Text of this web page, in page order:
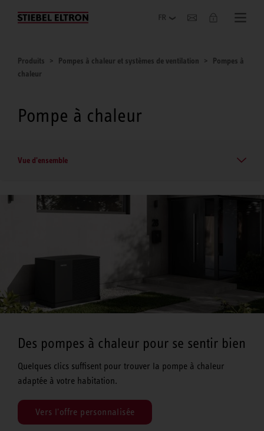
Entreprise
Produits Pompes à chaleur et systèmes de ventilation
Pompes à
chaleur
Pompe à chaleur
Vue d'ensemble
Des pompes à chaleur pour se sentir bien
Quelques clics suffisent pour trouver la pompe à chaleur
adaptée à votre habitation.
Vers l'offre personnalisée